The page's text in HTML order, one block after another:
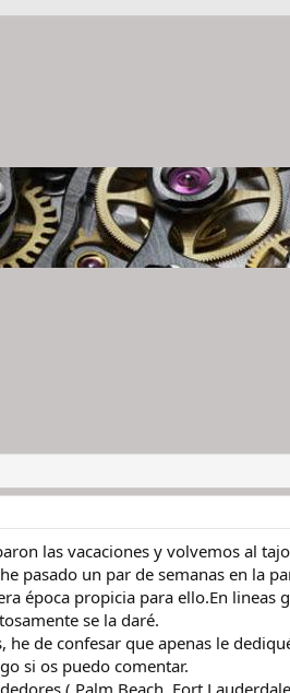
las vacaciones y volvemos al
pasado un par de semanas en la
época propicia para ello.En
se la daré.
he de confesar que apenas le
si os puedo comentar.
( Palm Beach, Fort